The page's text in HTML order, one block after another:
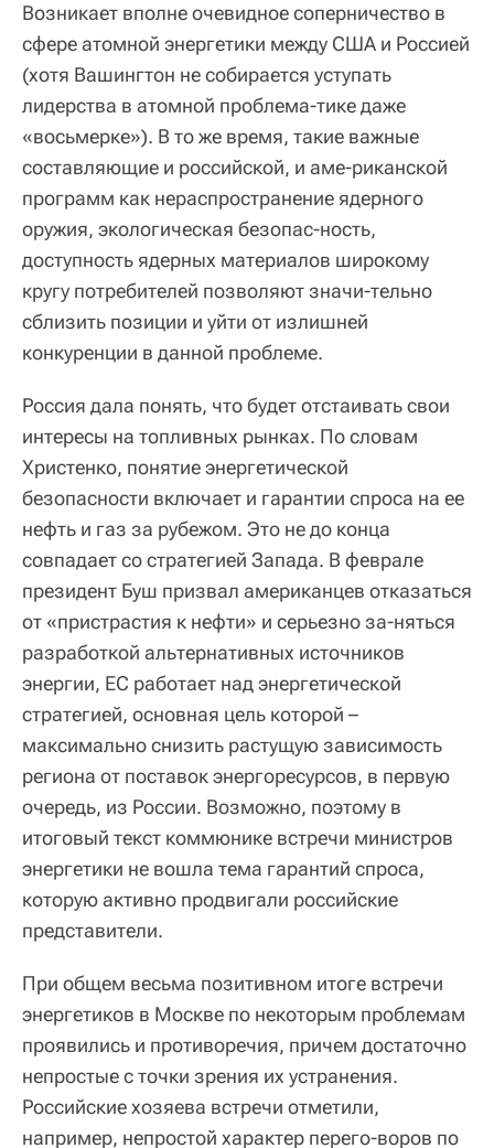
Возникает вполне очевидное соперничество в
сфере атомной энергетики между США и Россией
(хотя Вашингтон не собирается уступать
лидерства в атомной проблема-тике даже
«восьмерке»). В то же время, такие важные
составляющие и российской, и аме-риканской
программ как нераспространение ядерного
оружия, экологическая безопас-ность,
доступность ядерных материалов широкому
кругу потребителей позволяют значи-тельно
сблизить позиции и уйти от излишней
конкуренции в данной проблеме.
Россия дала понять, что будет отстаивать свои
интересы на топливных рынках. По словам
Христенко, понятие энергетической
безопасности включает и гарантии спроса на ее
нефть и газ за рубежом. Это не до конца
совпадает со стратегией Запада. В феврале
президент Буш призвал американцев отказаться
от «пристрастия к нефти» и серьезно за-няться
разработкой альтернативных источников
энергии, ЕС работает над энергетической
стратегией, основная цель которой –
максимально снизить растущую зависимость
региона от поставок энергоресурсов, в первую
очередь, из России. Возможно, поэтому в
итоговый текст коммюнике встречи министров
энергетики не вошла тема гарантий спроса,
которую активно продвигали российские
представители.
При общем весьма позитивном итоге встречи
энергетиков в Москве по некоторым проблемам
проявились и противоречия, причем достаточно
непростые с точки зрения их устранения.
Российские хозяева встречи отметили,
например, непростой характер перего-воров по